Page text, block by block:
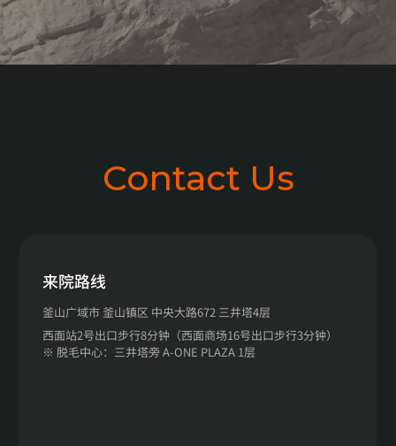
Contact Us
来院路线
釜山广域市 釜山镇区 中央大路672 三井塔4层
西面站2号出口步行8分钟（西面商场16号出口步行3分钟）
※ 脱毛中心：三井塔旁 A-ONE PLAZA 1层